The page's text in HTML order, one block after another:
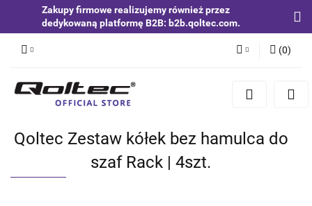
Zakupy firmowe realizujemy również przez
dedykowaną platformę B2B: b2b.qoltec.com.
Zaloguj się
Zgody cookies
(0)
Qoltec Zestaw kółek bez hamulca do
szaf Rack | 4szt.